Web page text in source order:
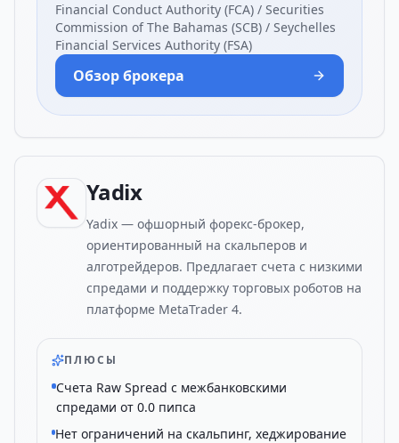
Financial Conduct Authority (FCA) / Securities
Commission of The Bahamas (SCB) / Seychelles
Financial Services Authority (FSA)
Обзор брокера
Yadix
Yadix — офшорный форекс-брокер,
ориентированный на скальперов и
алготрейдеров. Предлагает счета с низкими
спредами и поддержку торговых роботов на
платформе MetaTrader 4.
ПЛЮСЫ
Счета Raw Spread с межбанковскими
спредами от 0.0 пипса
Нет ограничений на скальпинг, хеджирование